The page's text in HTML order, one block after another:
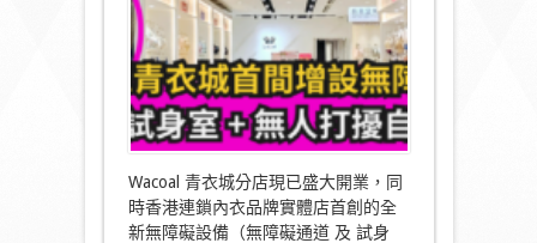
品
牌
實
體
店
增
設
無
障
礙
設
施
Wacoal 青衣城分店現已盛大開業，同
時香港連鎖內衣品牌實體店首創的全
新無障礙設備（無障礙通道 及 試身